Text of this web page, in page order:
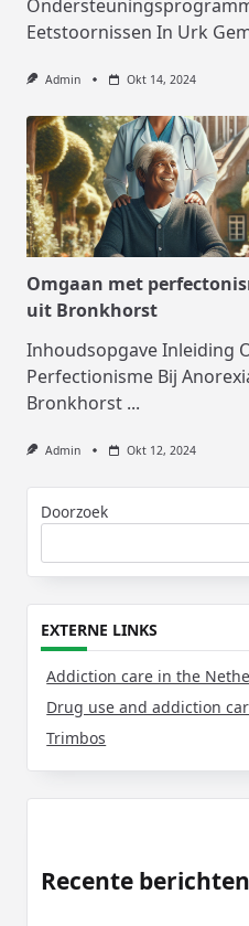
Eetstoornissen In Urk
Admin Okt 14, 2024
Omgaan met
uit Bronkhorst
Inhoudsopgave Inleiding
Perfectionisme Bij
Bronkhorst ...
Admin Okt 12, 2024
Doorzoek
EXTERNE LINKS
Addiction care in the
Drug use and addiction
Trimbos
Recente berichten